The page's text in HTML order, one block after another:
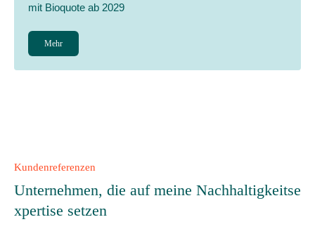
mit Bioquote ab 2029
Mehr
Kundenreferenzen
Unternehmen, die auf meine Nachhaltigkeitse
xpertise setzen